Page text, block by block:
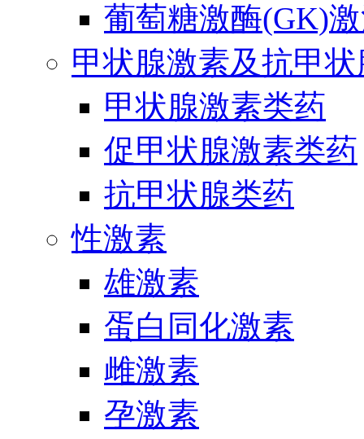
葡萄糖激酶(GK)
甲状腺激素及抗甲
甲状腺激素类药
促甲状腺激素类药
抗甲状腺类药
性激素
雄激素
蛋白同化激素
雌激素
孕激素